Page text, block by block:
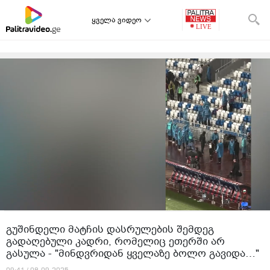
ყველა ვიდეო
გუშინდელი მატჩის დასრულების შემდეგ
გადაღებული კადრი, რომელიც ეთერში არ
გასულა - "მინდვრიდან ყველაზე ბოლო გავიდა…"